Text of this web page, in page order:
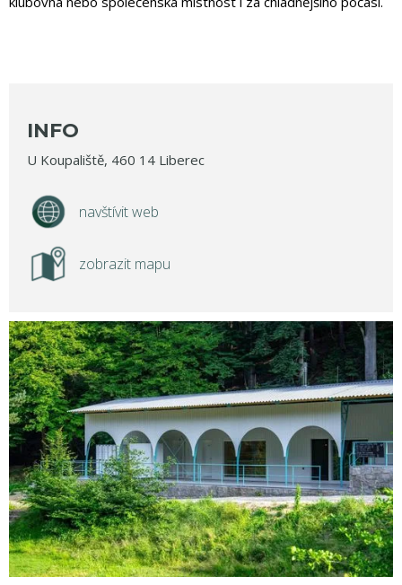
INFO
U Koupaliště, 460 14 Liberec
navštívit web
zobrazit mapu